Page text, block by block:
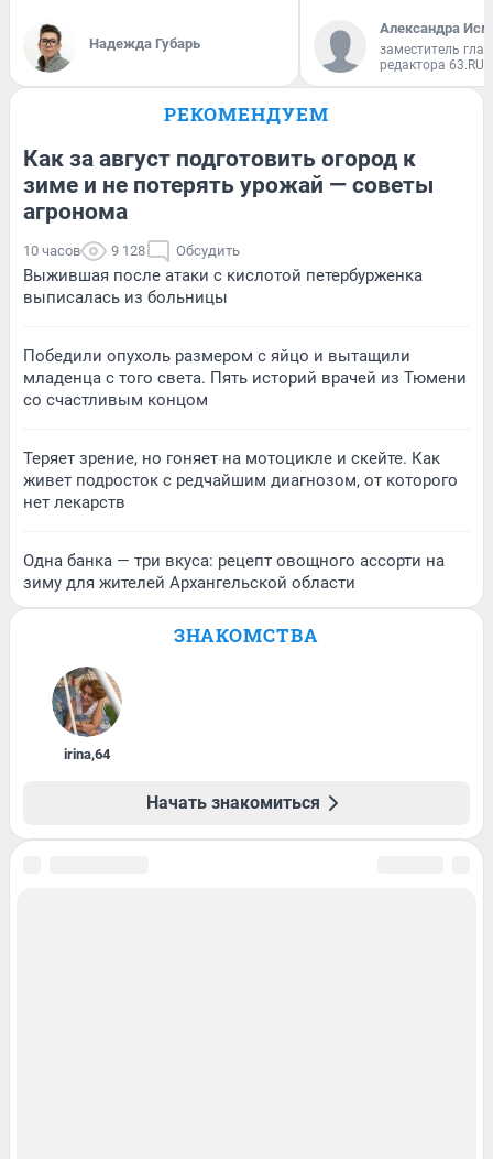
Надежда Губарь
Александра
заместитель
редактора 63.RU
РЕКОМЕНДУЕМ
Как за август подготовить огород к
зиме и не потерять урожай — советы
агронома
10 часов 9 128 Обсудить
Выжившая после атаки с кислотой петербурженка
выписалась из больницы
Победили опухоль размером с яйцо и вытащили
младенца с того света. Пять историй врачей из Тюмени
со счастливым концом
Теряет зрение, но гоняет на мотоцикле и скейте. Как
живет подросток с редчайшим диагнозом, от которого
нет лекарств
Одна банка — три вкуса: рецепт овощного ассорти на
зиму для жителей Архангельской области
ЗНАКОМСТВА
irina,64
Начать знакомиться